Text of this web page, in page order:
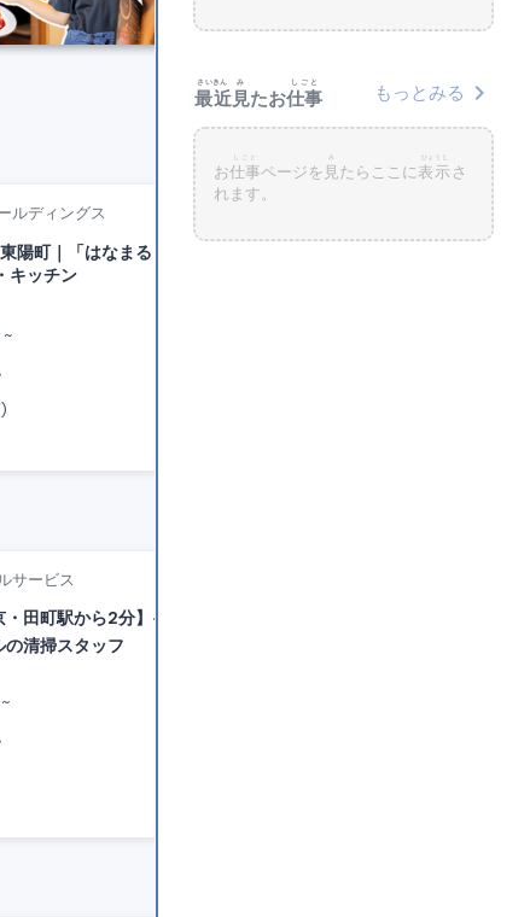
ルディングス
陽町｜「はなまるうどん」ホ
キッチン
~
)
株式会社ダイヤビルサービス
サービス
・田町駅から2分】☀️平日のみ
清掃スタッフ
~
最近
さいきん
見
み
たお仕事
しごと
もっとみる chevron_right
お仕事
しごと
ページを 見
み
たらここに表示
ひょうじ
さ
れます。